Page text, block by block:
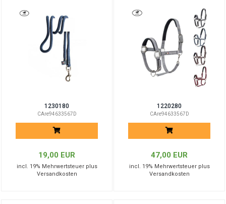
1230180
CAre94633567D
19,00 EUR
incl. 19% Mehrwertsteuer plus
Versandkosten
1220280
CAre94633567D
47,00 EUR
incl. 19% Mehrwertsteuer plus
Versandkosten